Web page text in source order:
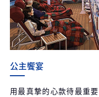
公主饗宴
用最真摯的心款待最重